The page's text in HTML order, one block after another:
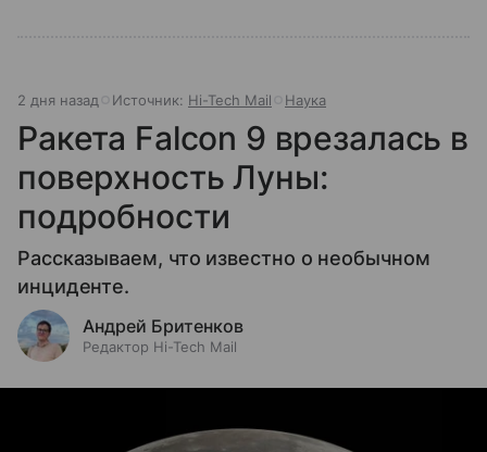
2 дня назад Источник: Hi-Tech Mail Наука
Ракета Falcon 9 врезалась в
поверхность Луны:
подробности
Рассказываем, что известно о необычном
инциденте.
Андрей Бритенков
Редактор Hi-Tech Mail